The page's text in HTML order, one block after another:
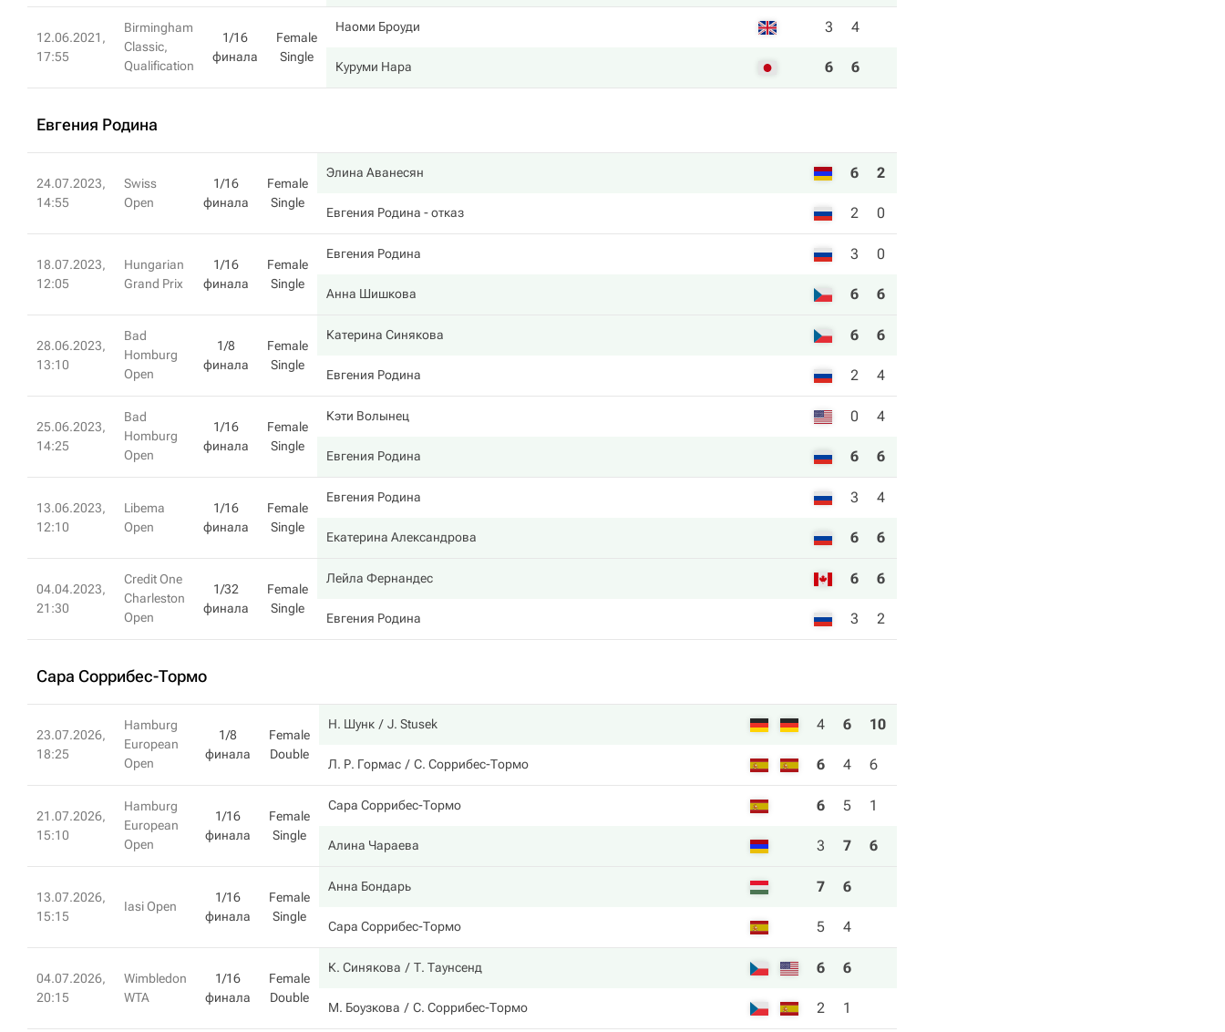
12.06.2021,
17:55
Birmingham
Classic,
Qualification
1/16
финала
Female
Single
Наоми Броуди 3 4
Куруми Нара 6 6
Евгения Родина
24.07.2023,
14:55
Swiss
Open
1/16
финала
Female
Single
Элина Аванесян 6 2
Евгения Родина - отказ 2 0
18.07.2023,
12:05
Hungarian
Grand Prix
1/16
финала
Female
Single
Евгения Родина 3 0
Анна Шишкова 6 6
28.06.2023,
13:10
Bad
Homburg
Open
1/8
финала
Female
Single
Катерина Синякова 6 6
Евгения Родина 2 4
25.06.2023,
14:25
Bad
Homburg
Open
1/16
финала
Female
Single
Кэти Волынец 0 4
Евгения Родина 6 6
13.06.2023,
12:10
Libema
Open
1/16
финала
Female
Single
Евгения Родина 3 4
Екатерина Александрова 6 6
04.04.2023,
21:30
Credit One
Charleston
Open
1/32
финала
Female
Single
Лейла Фернандес 6 6
Евгения Родина 3 2
Сара Соррибес-Тормо
23.07.2026,
18:25
Hamburg
European
Open
1/8
финала
Female
Double
Н. Шунк J. Stusek 4 6 10
Л. Р. Гормас С. Соррибес-Тормо 6 4 6
21.07.2026,
15:10
Hamburg
European
Open
1/16
финала
Female
Single
Сара Соррибес-Тормо 6 5 1
Алина Чараева 3 7 6
13.07.2026,
15:15
Iasi Open
1/16
финала
Female
Single
Анна Бондарь 7 6
Сара Соррибес-Тормо 5 4
04.07.2026,
20:15
Wimbledon
WTA
1/16
финала
Female
Double
К. Синякова Т. Таунсенд 6 6
М. Боузкова С. Соррибес-Тормо 2 1